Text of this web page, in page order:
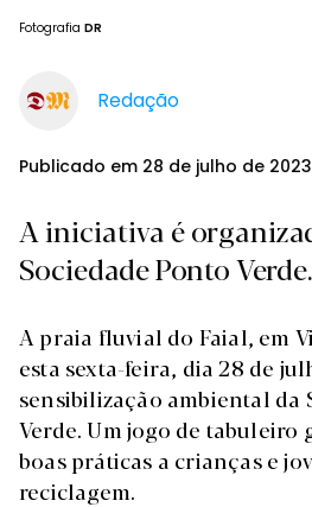
Fotografia DR
Redação
Publicado em 28 de julho de 2023,
A iniciativa é
Sociedade Ponto Verde.
A praia fluvial do Faial, em
esta sexta-feira, dia 28 de
sensibilização ambiental da
Verde. Um jogo de tabuleiro
boas práticas a crianças e
reciclagem.